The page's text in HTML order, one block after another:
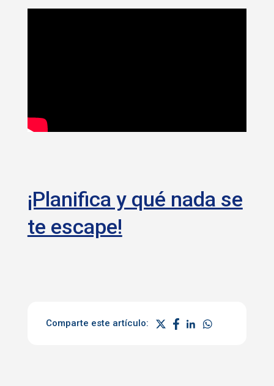
¡Planifica y qué nada se
te escape!
Comparte este artículo: